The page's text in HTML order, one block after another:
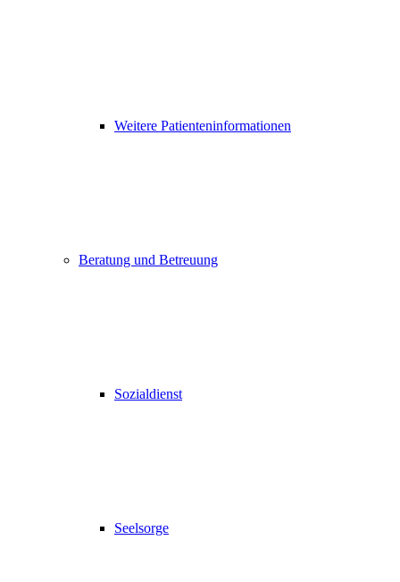
Weitere Patienteninformationen
Beratung und Betreuung
Sozialdienst
Seelsorge